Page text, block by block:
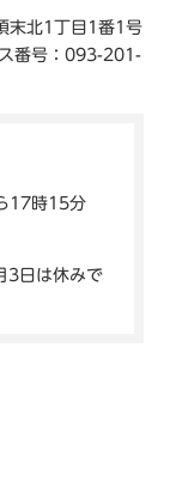
末北1丁目1番1号
番号：093-201-
17時15分
3日は休みで